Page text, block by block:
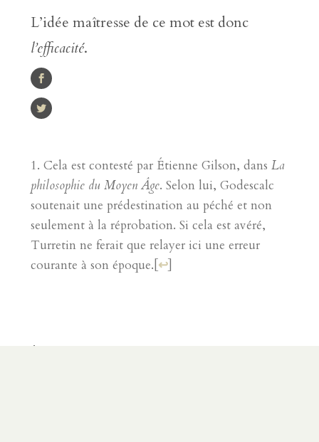
L’idée maîtresse de ce mot est donc
l’efficacité.
Cela est contesté par Étienne Gilson, dans La
philosophie du Moyen Âge. Selon lui, Godescalc
soutenait une prédestination au péché et non
seulement à la réprobation. Si cela est avéré,
Turretin ne ferait que relayer ici une erreur
courante à son époque. ↩]